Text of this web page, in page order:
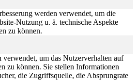
werden verwendet, um die
Nutzung u. ä. technische Aspekte
zu können.
um das Nutzerverhalten auf
zu können. Sie stellen Informationen
die Zugriffsquelle, die Absprungrate